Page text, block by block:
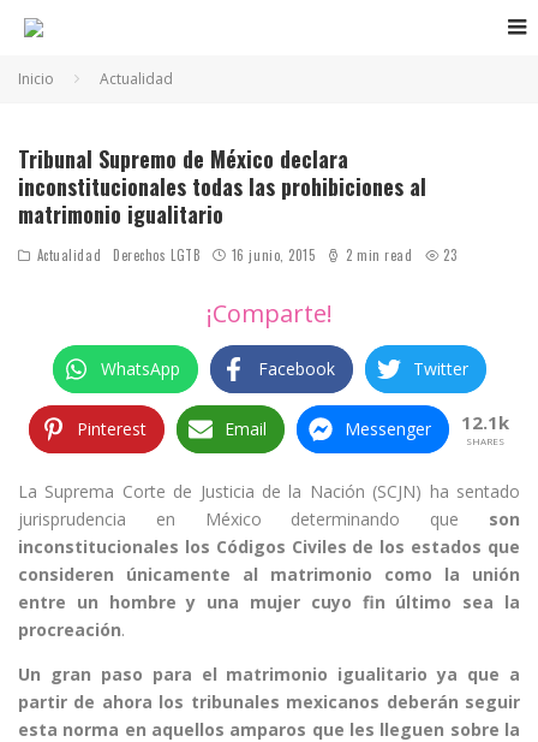
Inicio Actualidad
Tribunal Supremo de México declara
inconstitucionales todas las prohibiciones al
matrimonio igualitario
Actualidad Derechos LGTB 16 junio, 2015 2 min read 23
¡Comparte!
WhatsApp Facebook Twitter
Pinterest Email Messenger 12.1k
SHARES
La Suprema Corte de Justicia de la Nación (SCJN) ha sentado
jurisprudencia en México determinando que son
inconstitucionales los Códigos Civiles de los estados que
consideren únicamente al matrimonio como la unión
entre un hombre y una mujer cuyo fin último sea la
procreación.
Un gran paso para el matrimonio igualitario ya que a
partir de ahora los tribunales mexicanos deberán seguir
esta norma en aquellos amparos que les lleguen sobre la